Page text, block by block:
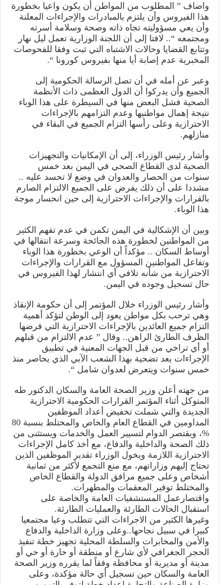
واضاف ” المطلوب من المواطن أن يكون واعيا بخطورة
هذا الفيروس وأن يلتزم بالمبادرات والإجراءات المعلنة
وأن يعي مسؤوليته تجاه ذاته وصحة وسلامة أسرته
ومجتمعه “.. لافتا إلى أن اللجنة الوزارية تعمل ليل نهار
وتتابع القضايا وحالات الاشتباه التي ثبت وفقا للفحوصات
المخبرية عدم إصابة أيا منها بفيروس كورونا “.
وعبر عن أمله في أن تصل الرسالة الحكومية إلى
الجميع وأن يدركوا أن الدول العظمى ذات الأنظمة
الصحية فشل البعض منها في السيطرة على هذا الوباء
نتيجة إهمال مواطنيها وعدم التزامهم بالإجراءات
الاحترازية وعلى رأسها التزام الجميع في البقاء في
منازلهم.
وأشار رئيس الوزراء، إلى أن الإمكانيات والتجهيزات
الصحية لدى القطاع الصحي في اليمن بعد خمس
سنوات من الحصار والعدوان في وضع لا تحسد عليه ..
مشددا على أن ذلك يفرض على الجميع الالتزام الصارم
بالقرارات والإجراءات الاحترازية إلى حين انحسار موجة
هذا الوباء.
وبين أن الإشكالية في اليمن تكمن في عدم تفهم الكثير
من المواطنين لخطورة هذه الجائحة وسرعة انتقالها في
أوساط السكان .. مؤكداً أن الوعي بخطورة هذا الوباء
وتفاعل المواطنين المسؤول مع القرارات والإجراءات
الاحترازية من شأنه تلافي أي انتشار لهذا الفيروس في
حال تسجيل وجوده في اليمن.
وأشار رئيس الوزراء خلال المؤتمر إلى أن حكومة الإنقاذ
وهي ترحب بكل مواطن يعود إلى الوطن لتؤكد أهمية
التزام جميع العائدين بالإجراءات الاحترازية التي فرضها
الظرف الطارئ الراهن.. وقال ” عدم الالتزام من قبلهم
أو أي تراخي من قبل الجهات المعنية في تطبيق
الإجراءات يعد تضحية بهذا الشعب الآبي الذي يحاصر منذ
خمس سنوات ويتعرض لعدوان شامل “.
من جهته أعلن وزير الصحة العامة والسكان الدكتور طه
المتوكل أثناء المؤتمر القرارات الحكومية الاحترازية
الجديدة والتي شملت تخفيض أعداد الموظفين
المداومين في القطاع العام والخاص والمختلط بنسبة 80
%، ويقتصر الدوام لتسيير العمل والخدمات ويستثنى من
ذلك الصحة والداخلية والدفاع، مع أخذ كامل الإجراءات
الاحترازية اللازمة ويخول الوزراء تقدير الموظفين الذين
تحتاج إليهم وزاراتهم، مع منع التجمع لأكثر من ثمانية
أشخاص وعلى جميع مرافق الدولة والقطاع الخاص
والمختلط توفير المعقمات والمطهرات.
واقتصارعمل المستشفيات العامة والخاصة على
استقبال الحالات الطارئة والعمليات الطارئة.
وغيرها الكثير من الاجراءات التي تتطلب وعيا مجتمعيا
كبيرا في سبيل نجاحها..وعلى وزارة الداخلية والدفاع
والأمن والمخابرات والسلطة المحلية تجهيز خطة تنفيذ
الحجر الجغرافي لأي شارع أو منطقة أو حارة أو حي أو
مدينة أو مديرية أو محافظة وفقاً لما يقرره وزير الصحة
العامة والسكان حين تسجيل أي حالة مؤكدة، وعلى